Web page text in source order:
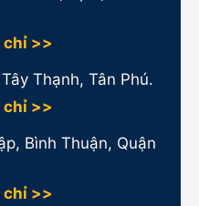
chỉ >>
Thạnh, Tân Phú.
chỉ >>
Bình Thuận, Quận
chỉ >>